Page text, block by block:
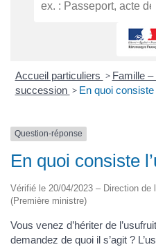
Accueil particuliers > Famille
succession > En quoi consiste
Question-réponse
En quoi consiste
Vérifié le 20/04/2023 – Direction de
(Première ministre)
Vous venez d’hériter de
demandez de quoi il s’agit ?